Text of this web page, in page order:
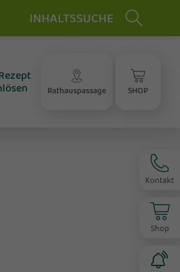
INHALTSSUCHE
Rathauspassage SHOP
Kontakt
Shop